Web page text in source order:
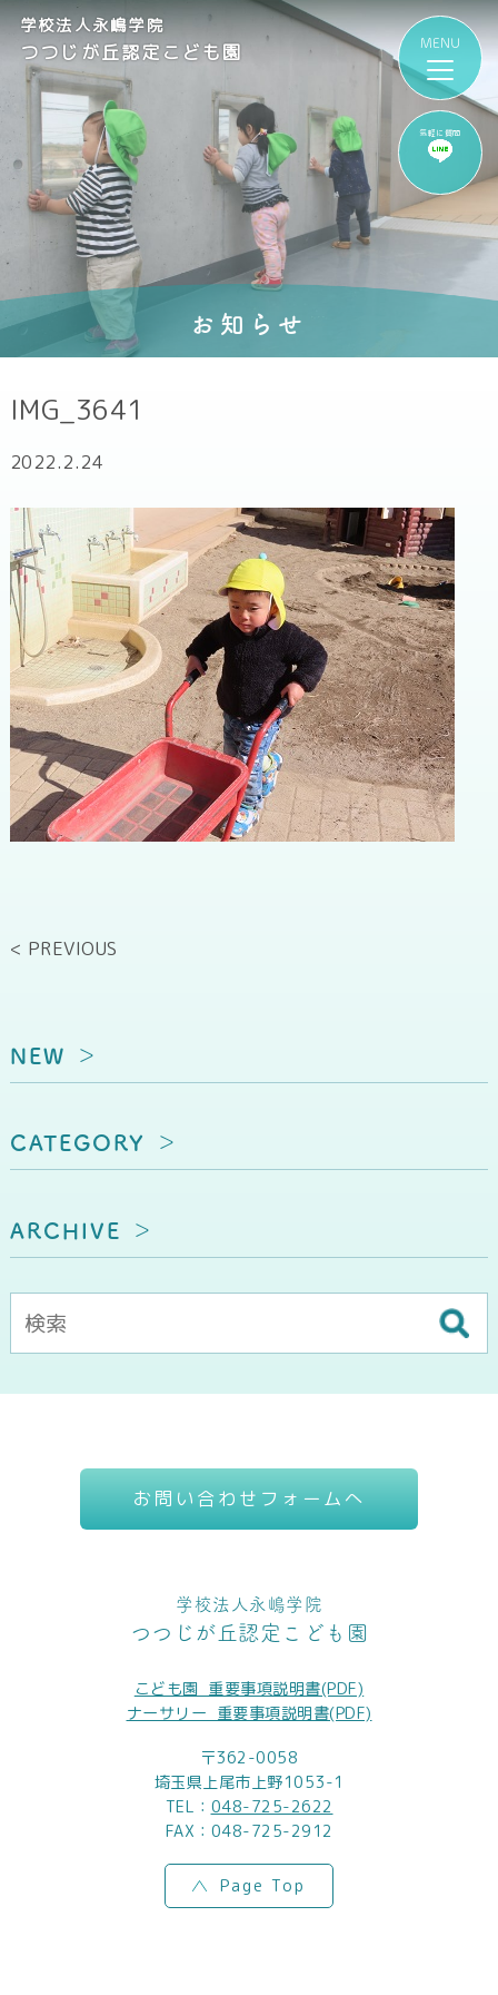
気軽に質問
学校法人永嶋学院
つつじが丘認定こども園
お知らせ
IMG_3641
2022.2.24
< PREVIOUS
NEW
CATEGORY
ARCHIVE
お問い合わせフォームへ
学校法人永嶋学院
つつじが丘認定こども園
こども園_重要事項説明書(PDF)
ナーサリー_重要事項説明書(PDF)
〒362-0058
埼玉県上尾市上野1053-1
TEL： 048-725-2622
FAX：048-725-2912
Page Top